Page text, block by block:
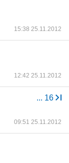
15:38 25.11.2012
12:42 25.11.2012
... 16
09:51 25.11.2012